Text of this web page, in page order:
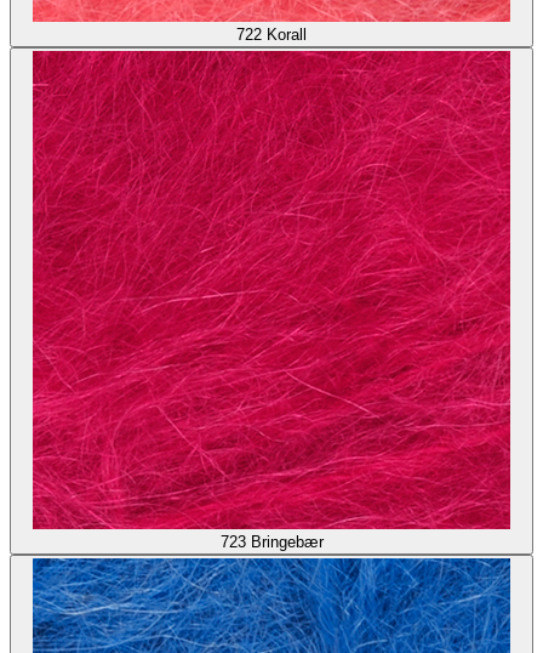
722 Korall
723 Bringebær